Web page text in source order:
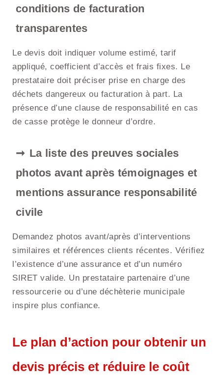
conditions de facturation
transparentes
Le devis doit indiquer volume estimé, tarif
appliqué, coefficient d’accès et frais fixes. Le
prestataire doit préciser prise en charge des
déchets dangereux ou facturation à part. La
présence d’une clause de responsabilité en cas
de casse protège le donneur d’ordre.
La liste des preuves sociales
photos avant après témoignages et
mentions assurance responsabilité
civile
Demandez photos avant/après d’interventions
similaires et références clients récentes. Vérifiez
l’existence d’une assurance et d’un numéro
SIRET valide. Un prestataire partenaire d’une
ressourcerie ou d’une déchèterie municipale
inspire plus confiance.
Le plan d’action pour obtenir un
devis précis et réduire le coût